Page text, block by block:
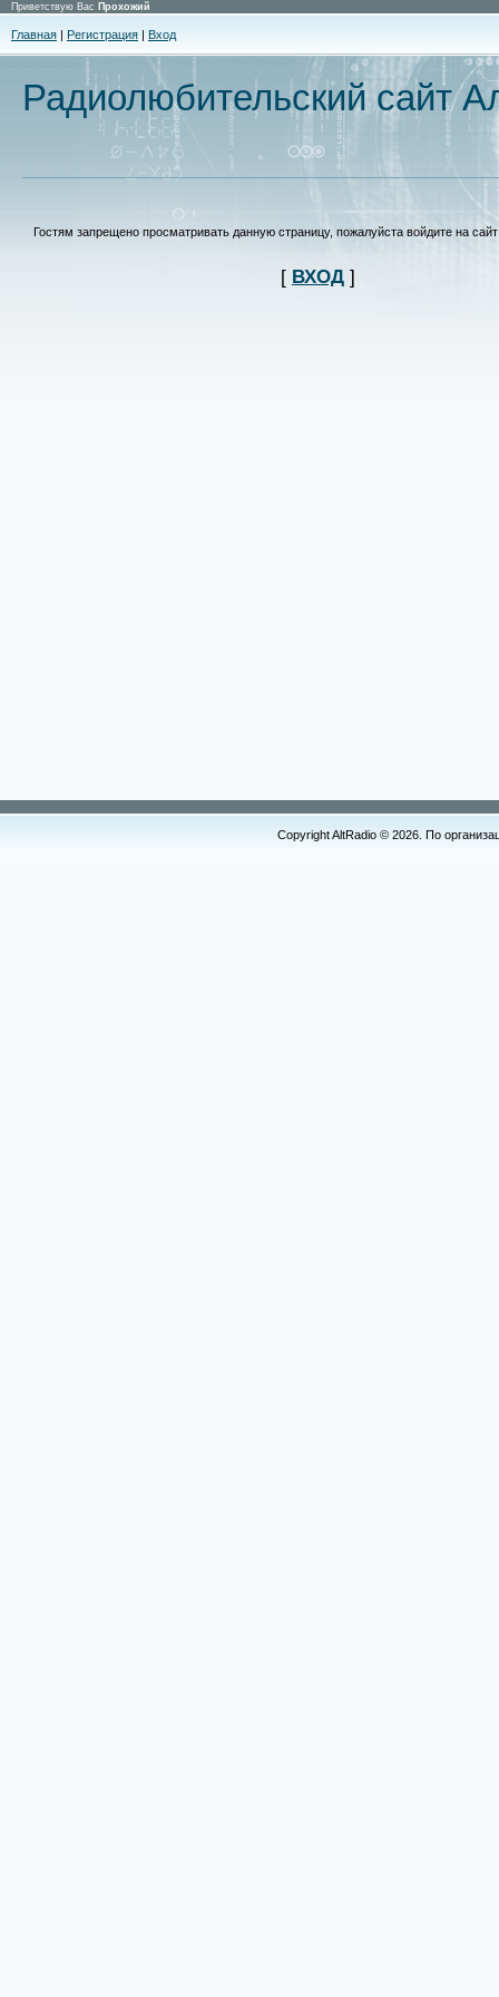
Приветствую Вас Прохожий
Главная | Регистрация | Вход
Радиолюбительский сайт
Гостям запрещено просматривать данную страницу, пожалуйста войдите на сайт
[ ВХОД ]
Copyright AltRadio © 2026. По